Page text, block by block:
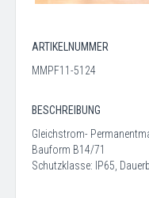
ARTIKELNUMMER
MMPF11-5124
BESCHREIBUNG
Gleichstrom-
Bauform B14/71
Schutzklasse: IP65,